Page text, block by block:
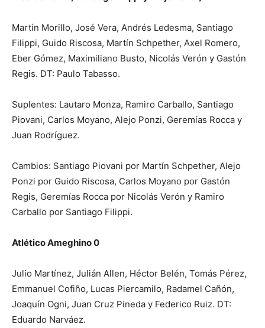
Martín Morillo, José Vera, Andrés Ledesma, Santiago
Filippi, Guido Riscosa, Martín Schpether, Axel Romero,
Eber Gómez, Maximiliano Busto, Nicolás Verón y Gastón
Regis. DT: Paulo Tabasso.
Suplentes: Lautaro Monza, Ramiro Carballo, Santiago
Piovani, Carlos Moyano, Alejo Ponzi, Geremías Rocca y
Juan Rodríguez.
Cambios: Santiago Piovani por Martín Schpether, Alejo
Ponzi por Guido Riscosa, Carlos Moyano por Gastón
Regis, Geremías Rocca por Nicolás Verón y Ramiro
Carballo por Santiago Filippi.
Atlético Ameghino 0
Julio Martínez, Julián Allen, Héctor Belén, Tomás Pérez,
Emmanuel Cofiño, Lucas Piercamilo, Radamel Cañón,
Joaquín Ogni, Juan Cruz Pineda y Federico Ruiz. DT:
Eduardo Narváez.